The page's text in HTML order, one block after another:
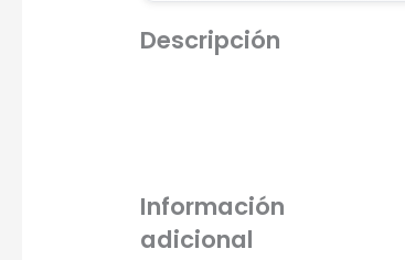
Descripción
Información
adicional